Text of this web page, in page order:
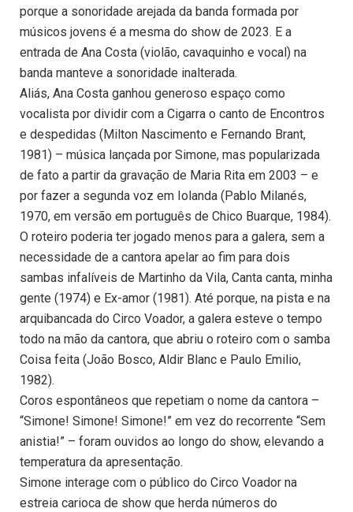
porque a sonoridade arejada da banda formada por
músicos jovens é a mesma do show de 2023. E a
entrada de Ana Costa (violão, cavaquinho e vocal) na
banda manteve a sonoridade inalterada.
Aliás, Ana Costa ganhou generoso espaço como
vocalista por dividir com a Cigarra o canto de Encontros
e despedidas (Milton Nascimento e Fernando Brant,
1981) – música lançada por Simone, mas popularizada
de fato a partir da gravação de Maria Rita em 2003 – e
por fazer a segunda voz em Iolanda (Pablo Milanés,
1970, em versão em português de Chico Buarque, 1984).
O roteiro poderia ter jogado menos para a galera, sem a
necessidade de a cantora apelar ao fim para dois
sambas infalíveis de Martinho da Vila, Canta canta, minha
gente (1974) e Ex-amor (1981). Até porque, na pista e na
arquibancada do Circo Voador, a galera esteve o tempo
todo na mão da cantora, que abriu o roteiro com o samba
Coisa feita (João Bosco, Aldir Blanc e Paulo Emilio,
1982).
Coros espontâneos que repetiam o nome da cantora –
“Simone! Simone! Simone!” em vez do recorrente “Sem
anistia!” – foram ouvidos ao longo do show, elevando a
temperatura da apresentação.
Simone interage com o público do Circo Voador na
estreia carioca de show que herda números do